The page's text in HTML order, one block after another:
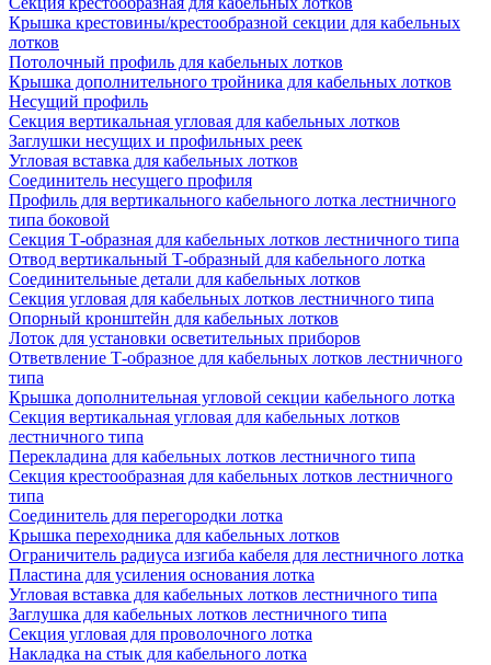
Крышка крестовины/крестообразной секции для кабельных
лотков
Потолочный профиль для кабельных лотков
Крышка дополнительного тройника для кабельных лотков
Несущий профиль
Секция вертикальная угловая для кабельных лотков
Заглушки несущих и профильных реек
Угловая вставка для кабельных лотков
Соединитель несущего профиля
Профиль для вертикального кабельного лотка лестничного
типа боковой
Секция Т-образная для кабельных лотков лестничного типа
Отвод вертикальный Т-образный для кабельного лотка
Соединительные детали для кабельных лотков
Секция угловая для кабельных лотков лестничного типа
Опорный кронштейн для кабельных лотков
Лоток для установки осветительных приборов
Ответвление Т-образное для кабельных лотков лестничного
типа
Крышка дополнительная угловой секции кабельного лотка
Секция вертикальная угловая для кабельных лотков
лестничного типа
Перекладина для кабельных лотков лестничного типа
Секция крестообразная для кабельных лотков лестничного
типа
Соединитель для перегородки лотка
Крышка переходника для кабельных лотков
Ограничитель радиуса изгиба кабеля для лестничного лотка
Пластина для усиления основания лотка
Угловая вставка для кабельных лотков лестничного типа
Заглушка для кабельных лотков лестничного типа
Секция угловая для проволочного лотка
Накладка на стык для кабельного лотка